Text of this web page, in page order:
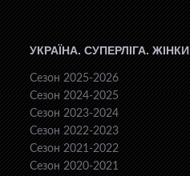
УКРАЇНА. СУПЕРЛІГА. ЖІНКИ
Сезон 2025-2026
Сезон 2024-2025
Сезон 2023-2024
Сезон 2022-2023
Сезон 2021-2022
Сезон 2020-2021